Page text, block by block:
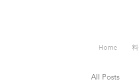
Home
All Posts